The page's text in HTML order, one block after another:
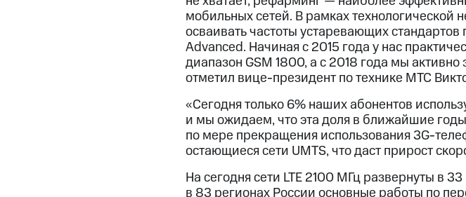
мобильных сетей. В рамках технологической
осваивать частоты устаревающих
Advanced. Начиная с 2015 года у нас
диапазон GSM 1800, а с 2018 года мы
отметил вице-президент по технике МТС
«Сегодня только 6% наших абонентов
и мы ожидаем, что эта доля в ближайшие
по мере прекращения использования 3G-
остающиеся сети UMTS, что даст прирост
На сегодня сети LTE 2100 МГц развернуты в